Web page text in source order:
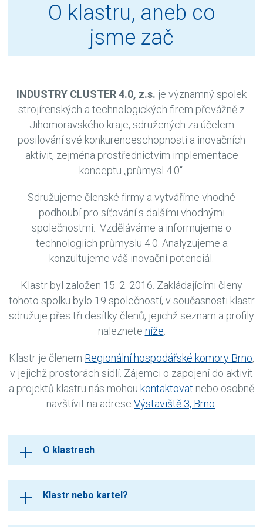
O klastru, aneb co
jsme zač
INDUSTRY CLUSTER 4.0, z.s. je významný spolek
strojírenských a technologických firem převážně z
Jihomoravského kraje, sdružených za účelem
posilování své konkurenceschopnosti a inovačních
aktivit, zejména prostřednictvím implementace
konceptu „průmysl 4.0“.
Sdružujeme členské firmy a vytváříme vhodné
podhoubí pro síťování s dalšími vhodnými
společnostmi. Vzděláváme a informujeme o
technologiích průmyslu 4.0. Analyzujeme a
konzultujeme váš inovační potenciál.
Klastr byl založen 15. 2. 2016. Zakládajícími členy
tohoto spolku bylo 19 společností, v současnosti klastr
sdružuje přes tři desítky členů, jejichž seznam a profily
naleznete níže
Klastr je členem Regionální hospodářské komory Brno,
v jejichž prostorách sídlí. Zájemci o zapojení do aktivit
a projektů klastru nás mohou kontaktovat nebo osobně
navštívit na adrese Výstaviště 3, Brno
O klastrech
Klastr nebo kartel?